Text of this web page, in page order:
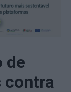
de
contra